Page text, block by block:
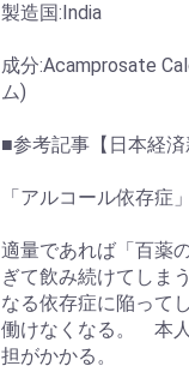
製造国:India
成分:Acamprosate
ム)
■参考記事【日本経
「アルコール依存症
適量であれば「百薬
ぎて飲み続けてしま
なる依存症に陥って
働けなくなる。 本
担がかかる。